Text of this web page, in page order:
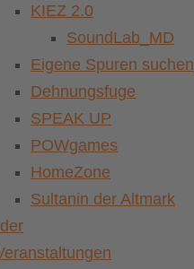
KIEZ 2.0
SoundLab_MD
Eigene Spuren suchen
Dehnungsfuge
SPEAK UP
POWgames
HomeZone
Sultanin der Altmark